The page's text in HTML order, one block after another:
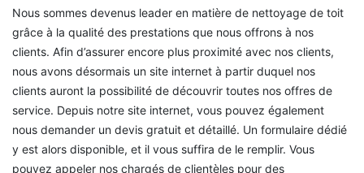
Nous sommes devenus leader en matière de nettoyage de toit
grâce à la qualité des prestations que nous offrons à nos
clients. Afin d’assurer encore plus proximité avec nos clients,
nous avons désormais un site internet à partir duquel nos
clients auront la possibilité de découvrir toutes nos offres de
service. Depuis notre site internet, vous pouvez également
nous demander un devis gratuit et détaillé. Un formulaire dédié
y est alors disponible, et il vous suffira de le remplir. Vous
pouvez appeler nos chargés de clientèles pour des